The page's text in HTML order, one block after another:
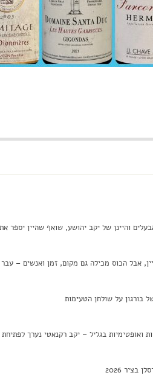
והיינן של יקב יהושע, שואף שהיין יספר
אבל הכוס מכילה גם מקום, זמן ואנשים – עבר
בורגון על שולחן הטעימות
ואופטימיות בגליל – יקב רקנאטי נערך לפתיחת
בציר 2026